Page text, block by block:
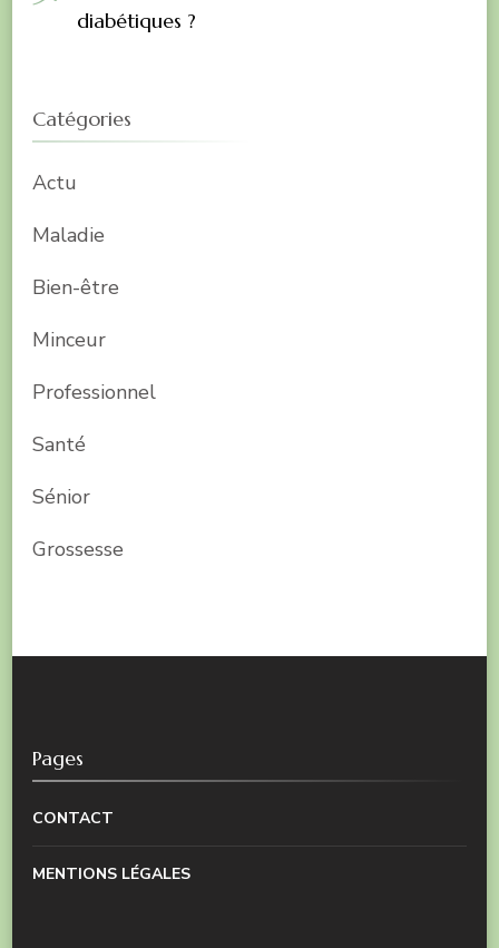
diabétiques ?
Catégories
Actu
Maladie
Bien-être
Minceur
Professionnel
Santé
Sénior
Grossesse
Pages
CONTACT
MENTIONS LÉGALES